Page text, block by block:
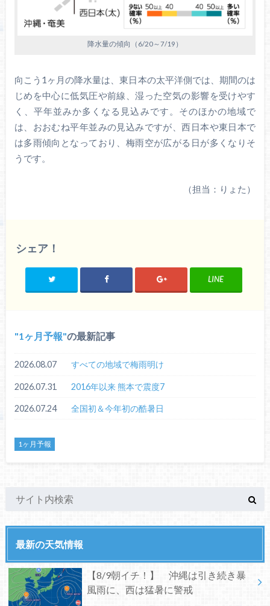
降水量の傾向（6/20～7/19）
向こう1ヶ月の降水量は、東日本の太平洋側では、期間のは
じめを中心に低気圧や前線、湿った空気の影響を受けやす
く、平年並みか多くなる見込みです。そのほかの地域で
は、おおむね平年並みの見込みですが、西日本や東日本で
は多雨傾向となっており、梅雨空が広がる日が多くなりそ
うです。
（担当：りょた）
シェア！
LINE
1ヶ月予報 の最新記事
2026.08.07 すべての地域で梅雨明け
2026.07.31 2016年以来 熊本で震度7
2026.07.24 全国初＆今年初の酷暑日
1ヶ月予報
最新の天気情報
【8/9朝イチ！】 沖縄は引き続き暴
風雨に、西は猛暑に警戒